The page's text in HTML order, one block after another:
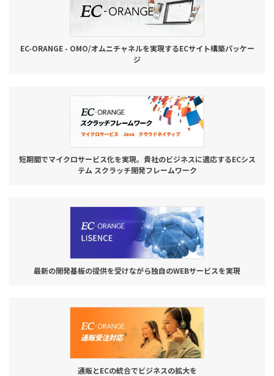
EC-ORANGE - OMO/オムニチャネルを実現するECサイト構築パッケー
ジ
短期間でマイクロサービス化を実現。貴社のビジネスに適応するECシス
テム スクラッチ開発フレームワーク
最新の開発基板の提供を受けながら独自のWEBサービスを実現
通販とECの統合でビジネスの拡大を